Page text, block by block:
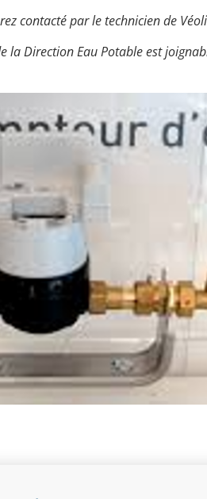
contacté par le technicien de
la Direction Eau Potable est